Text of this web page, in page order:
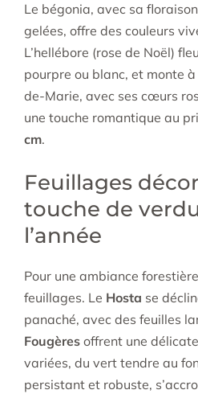
Le bégonia, avec sa
gelées, offre des couleurs
L’hellébore (rose de Noël)
pourpre ou blanc, et monte à
de-Marie, avec ses cœurs
une touche romantique au
cm.
Feuillages
touche de
l’année
Pour une ambiance
feuillages. Le Hosta se
panaché, avec des feuilles
Fougères offrent une
variées, du vert tendre au
persistant et robuste,